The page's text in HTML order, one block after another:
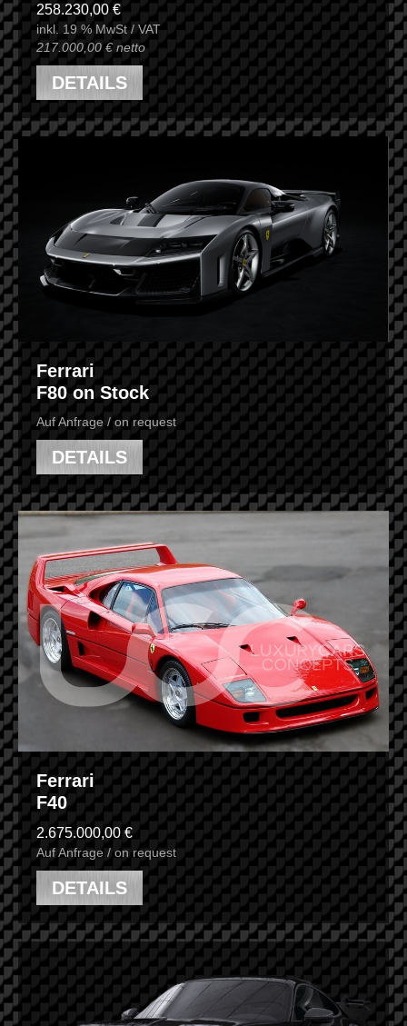
258.230,00 €
inkl. 19 % MwSt / VAT
217.000,00 € netto
DETAILS
Ferrari
F80 on Stock
Auf Anfrage / on request
DETAILS
Ferrari
F40
2.675.000,00 €
Auf Anfrage / on request
DETAILS